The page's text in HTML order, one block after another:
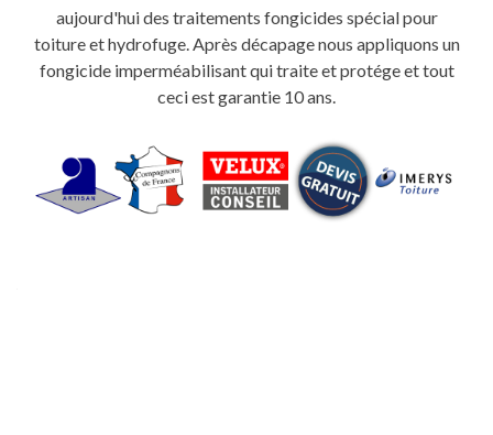
aujourd'hui des traitements fongicides spécial pour
toiture et hydrofuge. Après décapage nous appliquons un
fongicide imperméabilisant qui traite et protége et tout
ceci est garantie 10 ans.